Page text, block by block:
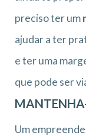
preciso ter um
ajudar a ter
e ter uma
que pode ser
Um